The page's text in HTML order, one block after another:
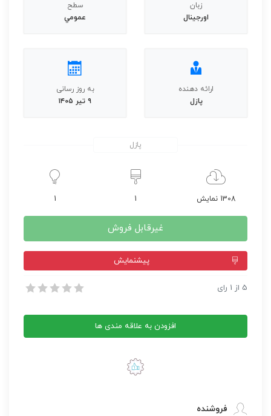
زبان
اورجينال
سطح
عمومي
ارائه دهنده
پازل
به روز رسانی
۹ تیر ۱۴۰۵
پازل
1308 نمایش 1
1
غیرقابل فروش
پيشنمايش
قالب وردپرس Vidorev
5 از 1 رای
افزودن به علاقه مندی ها
فروشنده